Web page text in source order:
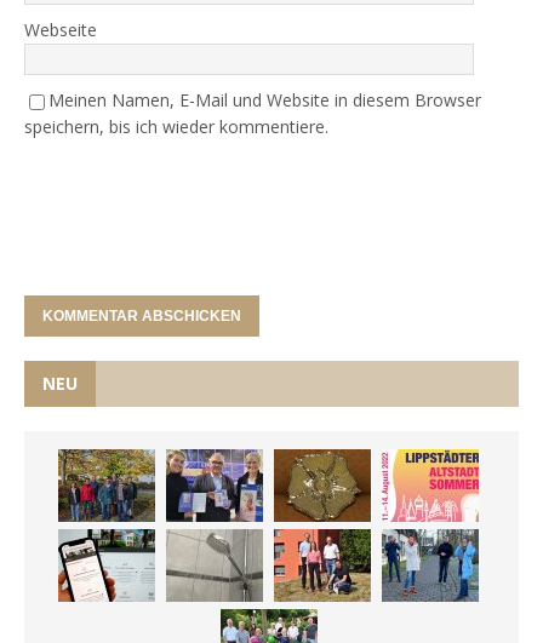
Webseite
Meinen Namen, E-Mail und Website in diesem Browser
speichern, bis ich wieder kommentiere.
NEU